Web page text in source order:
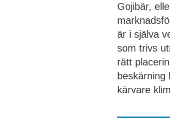
Gojibär,
är i själva
som trivs
rätt
beskärning
kärvare